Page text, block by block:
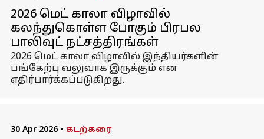
2026 மெட் காலா விழாவில்
கலந்துகொள்ள போகும் பிரபல
பாலிவுட் நட்சத்திரங்கள்
2026 மெட் காலா விழாவில் இந்தியர்களின்
பங்கேற்பு வலுவாக இருக்கும் என
எதிர்பார்க்கப்படுகிறது.
30 Apr 2026 • கடற்கரை